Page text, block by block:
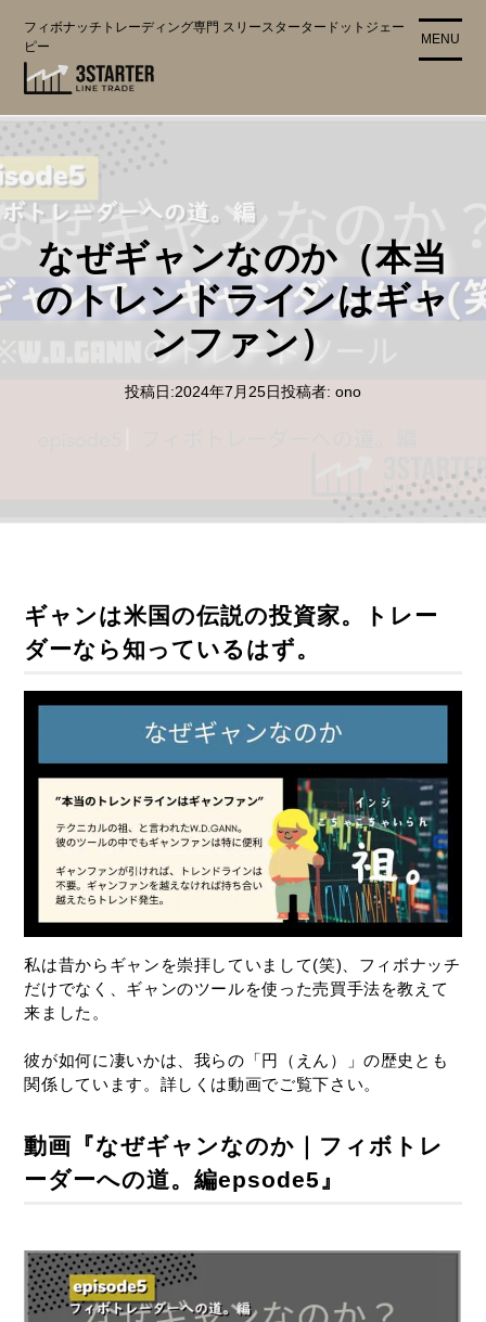
ス
キ
ッ
プ
フィボナッチトレーディング専門 スリースタータードットジェー
ピー
MENU
なぜギャンなのか（本当
のトレンドラインはギャ
ンファン）
投稿日:2024年7月25日投稿者: ono
ギャンは米国の伝説の投資家。トレー
ダーなら知っているはず。
私は昔からギャンを崇拝していまして(笑)、フィボナッチ
だけでなく、ギャンのツールを使った売買手法を教えて
来ました。
彼が如何に凄いかは、我らの「円（えん）」の歴史とも
関係しています。詳しくは動画でご覧下さい。
動画『なぜギャンなのか｜フィボトレ
ーダーへの道。編epsode5』